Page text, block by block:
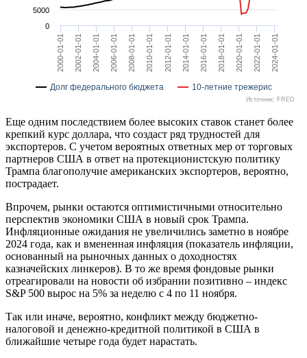
Долг федерального бюджета 10-летние трежерис
2000-01-01 2002-01-01 2004-01-01 2006-01-01 2008-01-01 2010-01-01 2012-01-01 2014-01-01 2016-01-01 2018-01-01 2020-01-01 2022-01-01 2024-01-01
0
5000
Источник: FRED
Еще одним последствием более высоких ставок станет более
крепкий курс доллара, что создаст ряд трудностей для
экспортеров. С учетом вероятных ответных мер от торговых
партнеров США в ответ на протекционистскую политику
Трампа благополучие американских экспортеров, вероятно,
пострадает.
Впрочем, рынки остаются оптимистичными относительно
перспектив экономики США в новый срок Трампа.
Инфляционные ожидания не увеличились заметно в ноябре
2024 года, как и вмененная инфляция (показатель инфляции,
основанный на рыночных данных о доходностях
казначейских линкеров). В то же время фондовые рынки
отреагировали на новости об избрании позитивно – индекс
S&P 500 вырос на 5% за неделю с 4 по 11 ноября.
Так или иначе, вероятно, конфликт между бюджетно-
налоговой и денежно-кредитной политикой в США в
ближайшие четыре года будет нарастать.